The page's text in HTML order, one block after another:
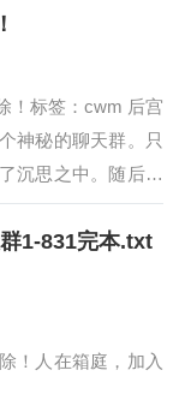
！标签：cwm 后宫
神秘的聊天群。只
沉思之中。随后毫
1-831完本.txt
！人在箱庭，加入